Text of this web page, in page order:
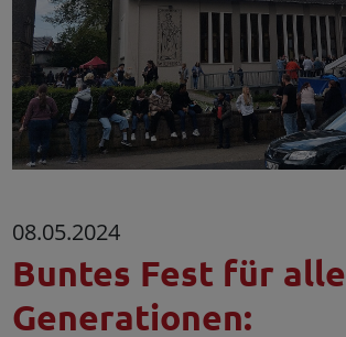
08.05.2024
Buntes Fest für alle
Generationen: